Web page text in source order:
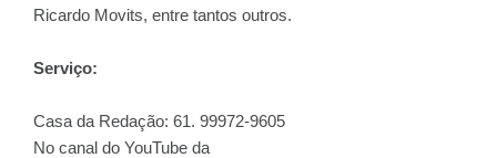
Ricardo Movits, entre tantos outros.
Serviço:
Casa da Redação: 61. 99972-9605
No canal do YouTube da